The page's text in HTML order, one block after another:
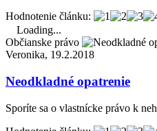
Hodnotenie článku:
Loading...
Občianske právo
Veronika, 19.2.2018
Neodkladné opatrenie
Sporíte sa o vlastnícke právo k